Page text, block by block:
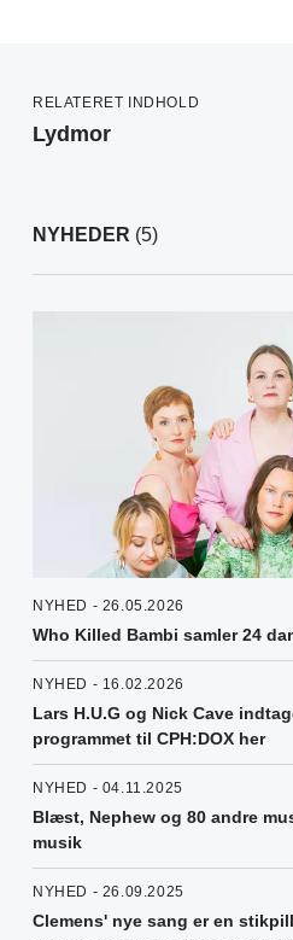
RELATERET INDHOLD
Lydmor
NYHEDER (5)
NYHED - 26.05.2026
Who Killed Bambi samler 24
NYHED - 16.02.2026
Lars H.U.G og Nick Cave
programmet til CPH:DOX her
NYHED - 04.11.2025
Blæst, Nephew og 80 andre
musik
NYHED - 26.09.2025
Clemens' nye sang er en